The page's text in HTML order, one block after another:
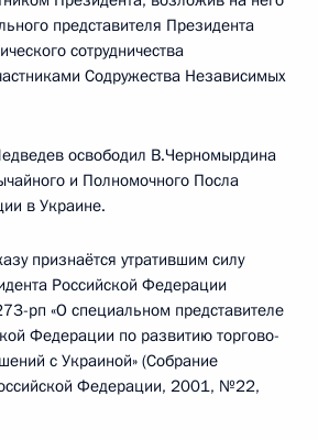
представителя Президента
сотрудничества
Содружества Независимых
освободил В.Черномырдина
и Полномочного Посла
в Украине.
признаётся утратившим силу
Российской Федерации
рп «О специальном представителе
Федерации по развитию торгово-
с Украиной» (Собрание
Федерации, 2001, №22,